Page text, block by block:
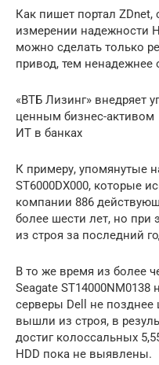
Как пишет портал ZDnet,
измерении надежности
можно сделать только
привод, тем ненадежнее
«ВТБ Лизинг» внедряет
ценным бизнес-активом
ИТ в банках
К примеру, упомянутые
ST6000DX000, которые
компании 886
более шести лет, но
из строя за последний
В то же время из более
Seagate ST14000NM0138
серверы Dell не позднее
вышли из строя, в
достиг колоссальных
HDD пока не выявлены.